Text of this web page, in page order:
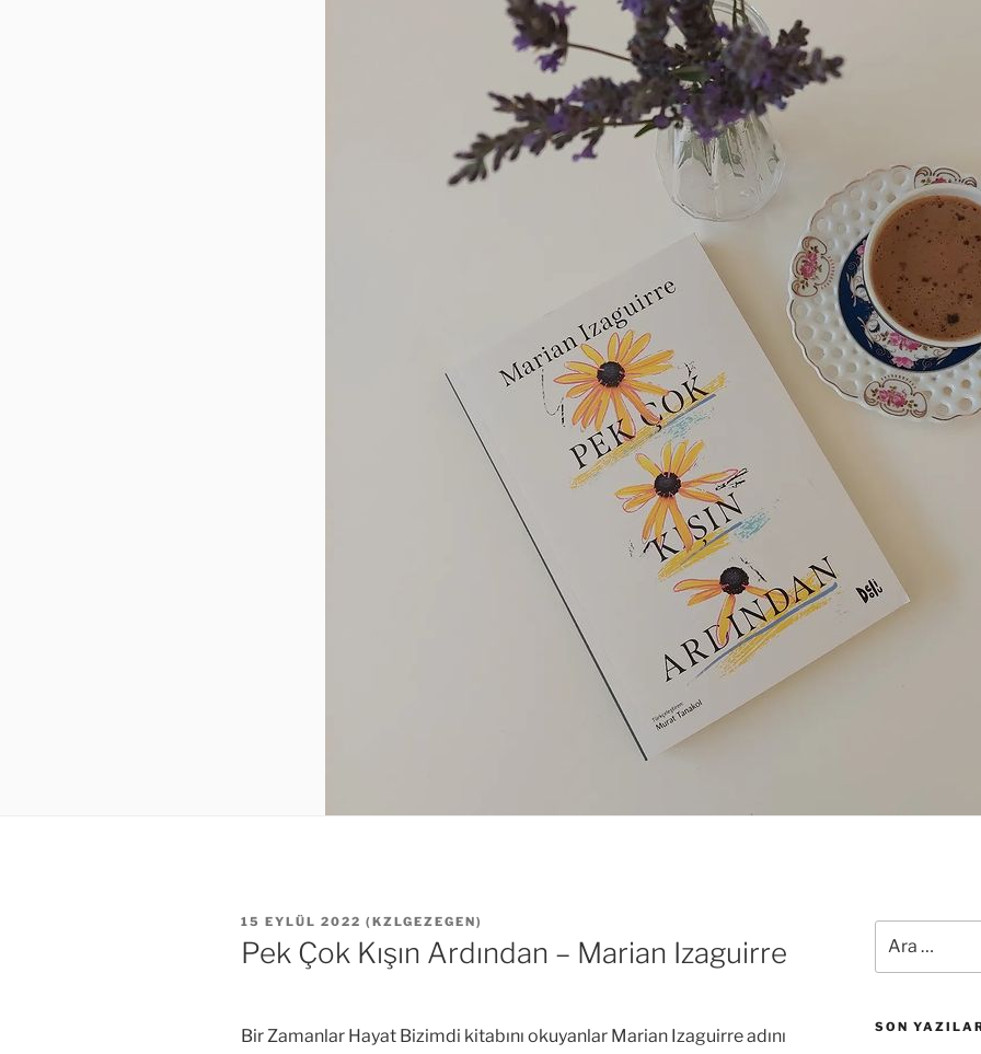
YAYIM
TARIHI
15 EYLÜL 2022 ( KZLGEZEGEN)
Pek Çok Kışın Ardından – Marian Izaguirre
Bir Zamanlar Hayat Bizimdi kitabını okuyanlar Marian Izaguirre adını
SON